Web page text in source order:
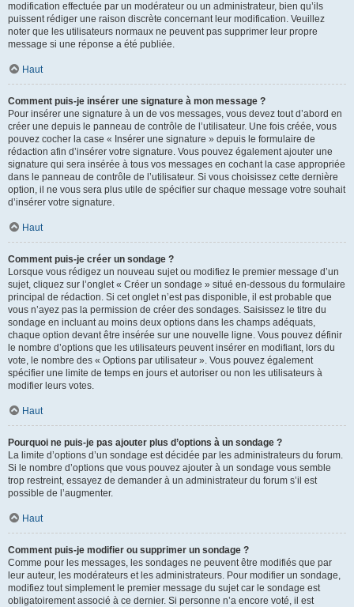
modification effectuée par un modérateur ou un administrateur, bien qu’ils
puissent rédiger une raison discrète concernant leur modification. Veuillez
noter que les utilisateurs normaux ne peuvent pas supprimer leur propre
message si une réponse a été publiée.
Haut
Comment puis-je insérer une signature à mon message ?
Pour insérer une signature à un de vos messages, vous devez tout d’abord en
créer une depuis le panneau de contrôle de l’utilisateur. Une fois créée, vous
pouvez cocher la case « Insérer une signature » depuis le formulaire de
rédaction afin d’insérer votre signature. Vous pouvez également ajouter une
signature qui sera insérée à tous vos messages en cochant la case appropriée
dans le panneau de contrôle de l’utilisateur. Si vous choisissez cette dernière
option, il ne vous sera plus utile de spécifier sur chaque message votre souhait
d’insérer votre signature.
Haut
Comment puis-je créer un sondage ?
Lorsque vous rédigez un nouveau sujet ou modifiez le premier message d’un
sujet, cliquez sur l’onglet « Créer un sondage » situé en-dessous du formulaire
principal de rédaction. Si cet onglet n’est pas disponible, il est probable que
vous n’ayez pas la permission de créer des sondages. Saisissez le titre du
sondage en incluant au moins deux options dans les champs adéquats,
chaque option devant être insérée sur une nouvelle ligne. Vous pouvez définir
le nombre d’options que les utilisateurs peuvent insérer en modifiant, lors du
vote, le nombre des « Options par utilisateur ». Vous pouvez également
spécifier une limite de temps en jours et autoriser ou non les utilisateurs à
modifier leurs votes.
Haut
Pourquoi ne puis-je pas ajouter plus d’options à un sondage ?
La limite d’options d’un sondage est décidée par les administrateurs du forum.
Si le nombre d’options que vous pouvez ajouter à un sondage vous semble
trop restreint, essayez de demander à un administrateur du forum s’il est
possible de l’augmenter.
Haut
Comment puis-je modifier ou supprimer un sondage ?
Comme pour les messages, les sondages ne peuvent être modifiés que par
leur auteur, les modérateurs et les administrateurs. Pour modifier un sondage,
modifiez tout simplement le premier message du sujet car le sondage est
obligatoirement associé à ce dernier. Si personne n’a encore voté, il est